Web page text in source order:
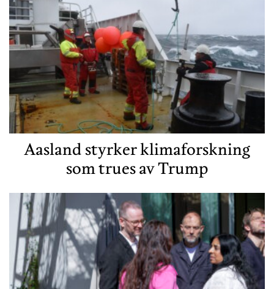
Aasland styrker klimaforskning
som trues av Trump